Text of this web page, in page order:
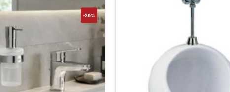
-39%